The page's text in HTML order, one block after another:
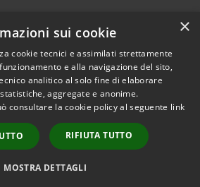
Copyright © 2023 •
Comune di Noicàttaro
Powered byMunicipium
Redazione•Portale
dipendente
WebMail Dipendenti
×
sui cookie
cookie tecnici e assimilati strettamente
e alla navigazione del sito,
analitico al solo fine di elaborare
aggregate e anonime.
consultare la cookie policy al seguente link
RIFIUTA TUTTO
MOSTRA DETTAGLI